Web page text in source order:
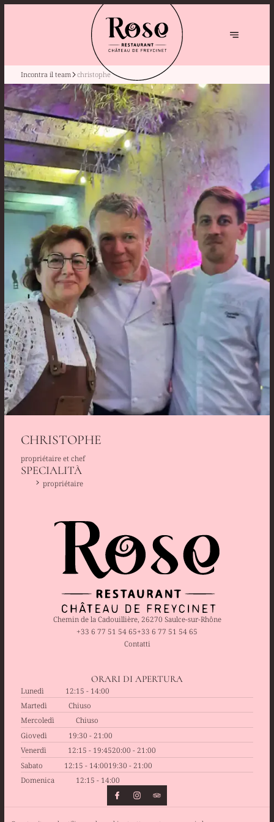
Incontra il team christophe
CHRISTOPHE
propriétaire et chef
SPECIALITÀ
propriétaire
Chemin de la Cadouillière, 26270 Saulce-sur-Rhône
+33 6 77 51 54 65+33 6 77 51 54 65
Contatti
ORARI DI APERTURA
Lunedì
12:15 - 14:00
Martedì
Chiuso
Mercoledì
Chiuso
Giovedì
19:30 - 21:00
Venerdì
12:15 - 19:4520:00 - 21:00
Sabato
12:15 - 14:0019:30 - 21:00
Domenica
12:15 - 14:00